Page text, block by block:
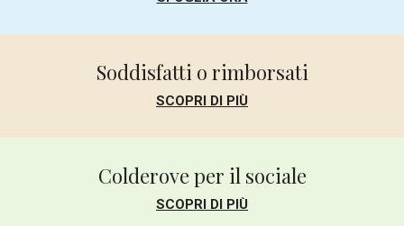
Soddisfatti o rimborsati
SCOPRI DI PIÙ
Colderove per il sociale
SCOPRI DI PIÙ